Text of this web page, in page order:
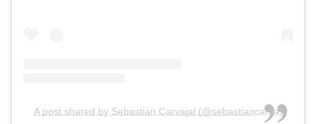
A post shared by Sebastian Carvajal (@sebastiancarva)